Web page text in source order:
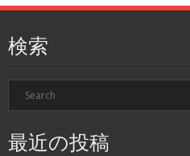
検索
最近の投稿